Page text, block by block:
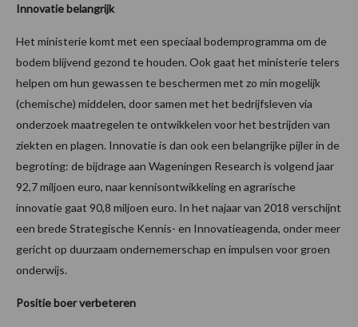
Innovatie belangrijk
Het ministerie komt met een speciaal bodemprogramma om de
bodem blijvend gezond te houden. Ook gaat het ministerie telers
helpen om hun gewassen te beschermen met zo min mogelijk
(chemische) middelen, door samen met het bedrijfsleven via
onderzoek maatregelen te ontwikkelen voor het bestrijden van
ziekten en plagen. Innovatie is dan ook een belangrijke pijler in de
begroting: de bijdrage aan Wageningen Research is volgend jaar
92,7 miljoen euro, naar kennisontwikkeling en agrarische
innovatie gaat 90,8 miljoen euro. In het najaar van 2018 verschijnt
een brede Strategische Kennis- en Innovatieagenda, onder meer
gericht op duurzaam ondernemerschap en impulsen voor groen
onderwijs.
Positie boer verbeteren